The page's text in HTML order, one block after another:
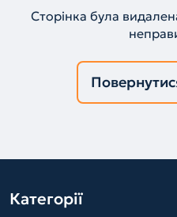
Сторінка була
Категорії